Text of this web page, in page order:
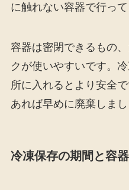
に触れない容器で行って
容器は密閉できるもの
クが使いやすいです。
所に入れるとより安全
あれば早めに廃棄しまし
冷凍保存の期間と容